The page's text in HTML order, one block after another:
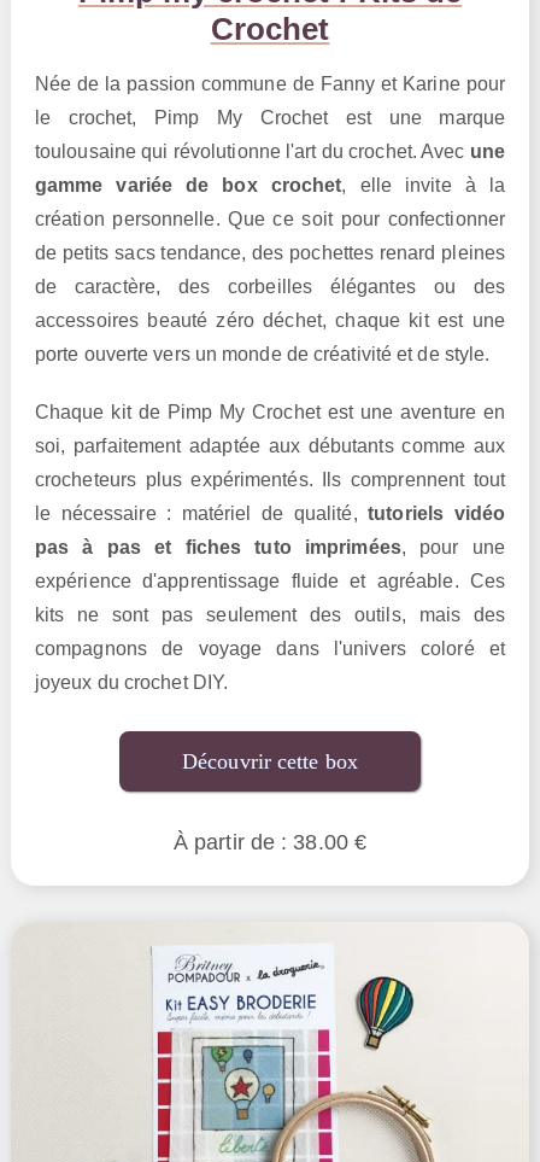
Crochet
Née de la passion commune de Fanny et Karine pour
le crochet, Pimp My Crochet est une marque
toulousaine qui révolutionne l'art du crochet. Avec une
gamme variée de box crochet, elle invite à la
création personnelle. Que ce soit pour confectionner
de petits sacs tendance, des pochettes renard pleines
de caractère, des corbeilles élégantes ou des
accessoires beauté zéro déchet, chaque kit est une
porte ouverte vers un monde de créativité et de style.
Chaque kit de Pimp My Crochet est une aventure en
soi, parfaitement adaptée aux débutants comme aux
crocheteurs plus expérimentés. Ils comprennent tout
le nécessaire : matériel de qualité,tutoriels vidéo
pas à pas et fiches tuto imprimées, pour une
expérience d'apprentissage fluide et agréable. Ces
kits ne sont pas seulement des outils, mais des
compagnons de voyage dans l'univers coloré et
joyeux du crochet DIY.
Découvrir cette box
À partir de : 38.00 €